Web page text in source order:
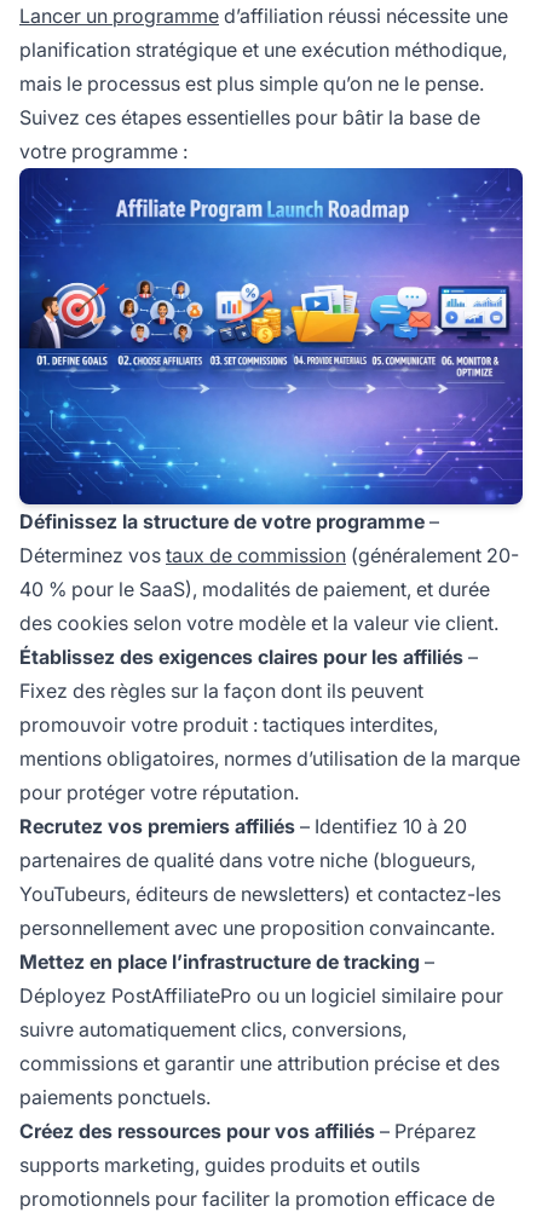
Lancer un programme d’affiliation réussi nécessite une
planification stratégique et une exécution méthodique,
mais le processus est plus simple qu’on ne le pense.
Suivez ces étapes essentielles pour bâtir la base de
votre programme :
Définissez la structure de votre programme –
Déterminez vos taux de commission (généralement 20-
40 % pour le SaaS), modalités de paiement, et durée
des cookies selon votre modèle et la valeur vie client.
Établissez des exigences claires pour les affiliés –
Fixez des règles sur la façon dont ils peuvent
promouvoir votre produit : tactiques interdites,
mentions obligatoires, normes d’utilisation de la marque
pour protéger votre réputation.
Recrutez vos premiers affiliés – Identifiez 10 à 20
partenaires de qualité dans votre niche (blogueurs,
YouTubeurs, éditeurs de newsletters) et contactez-les
personnellement avec une proposition convaincante.
Mettez en place l’infrastructure de tracking –
Déployez PostAffiliatePro ou un logiciel similaire pour
suivre automatiquement clics, conversions,
commissions et garantir une attribution précise et des
paiements ponctuels.
Créez des ressources pour vos affiliés – Préparez
supports marketing, guides produits et outils
promotionnels pour faciliter la promotion efficace de